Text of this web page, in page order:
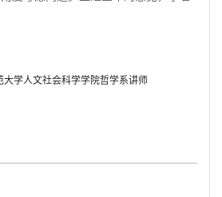
学人文社会科学学院哲学系讲师